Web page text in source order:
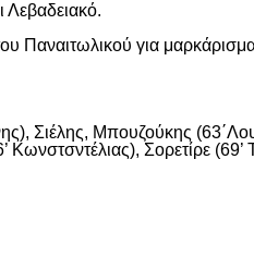
Λεβαδειακό.
Παναιτωλικού για
Σιέλης, Μπουζούκης
Σορετίρε (69’